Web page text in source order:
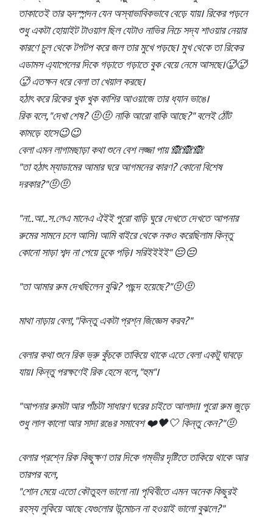
তাকাতেই তার হৃদস্পন্দন যেন অস্বাভাবিকভাবে বেড়ে যায়। রিকের পড়নে
শুধু একটা হোয়াইট টাওয়াল ছিল যেটাও নাভির নিচে সদ্য শাওয়ার নেয়ার
কারণে চুল থেকে টপটপ করে জল তার মুখে পড়ছে। মুখ থেকে তা রিকের
এডামস এ্যাপেলের দিকে গড়াতে গড়াতে বুক বেয়ে নেমে আসছে।🥵🥵
🥵 এতক্ষন ধরে বেলা তা খেয়াল করছে।
হঠাৎ করে রিকের খুক খুক কাশির আওয়াজে তার ধ্যান ভাঙে।
রিক বলে, "দেখা শেষ? 🤨🤨 নাকি আরো বাকি আছে?" বলেই ঠোঁট
কামড়ে হাসে😉😉
বেলা এমন লাগামছাড়া কথা শুনে বেশ লজ্জা পায় 🙈🙈🙈
"তা হঠাৎ ম্যাডামের আমার ঘরে আগমনের কারণ? কোনো বিশেষ
দরকার?"🤨🤨
"না..আ..স.লেএ মানেএ ঐইই পুরো বাড়ি ঘুরে দেখতে দেখতে আপনার
রুমের সামনে চলে আসি। আমি বাইরে থেকে নকও করেছিলাম কিন্তু
কোনো সাড়া শব্দ না পেয়ে ঢুকে পড়ি। সরিইইইই" 😔😔
"তা আমার রুম দেখছিলেন বুঝি? পছন্দ হয়েছে?"🤨🤨
মাথা নাড়ায় বেলা, "কিন্তু একটা প্রশ্ন জিজ্ঞেস করব?"
বেলার কথা শুনে রিক ভ্রু কুঁচকে তাকিয়ে থাকে এতে বেলা একটু ঘাবড়ে
যায়। কিন্তু পরক্ষণেই রিক হেসে বলে, "হুম"।
"আপনার রুমটা আর পাঁচটা সাধারণ ঘরের চাইতে আলাদা। পুরো রুম জুড়ে
শুধু লাল কালো আর সাদা রঙের সমাবেশ ❤️🖤🤍 কিন্তু কেন?"🤨
বেলার প্রশ্নে রিক কিছুক্ষণ তার দিকে গম্ভীর দৃষ্টিতে তাকিয়ে থাকে আর
তারপর বলে,
"শোন মেয়ে এতো কৌতুহল ভালো না‌। পৃথিবীতে এমন অনেক কিছুরই
রহস্য লুকিয়ে আছে যেগুলোর উন্মোচন না হওয়াই ভালো বুঝলে?"